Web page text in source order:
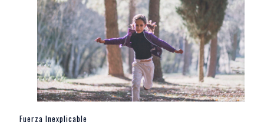
Fuerza Inexplicable